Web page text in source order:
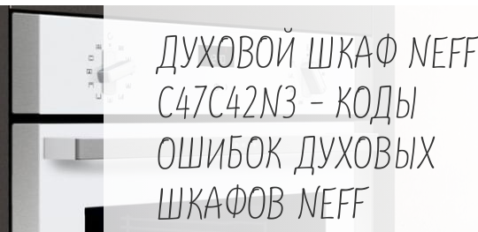
ДУХОВОЙ ШКАФ
C47C42N3 - КОДЫ
ОШИБОК ДУХОВЫХ
ШКАФОВ NEFF